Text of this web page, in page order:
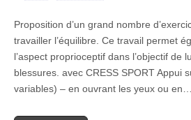
Proposition d’un grand nombre
travailler l’équilibre. Ce travail permet
l’aspect proprioceptif dans l’objectif de
blessures. avec CRESS SPORT Appui
variables) – en ouvrant les yeux ou en…